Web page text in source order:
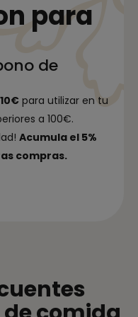
para
de
para utilizar en tu
a 100€.
Acumula el 5%
compras.